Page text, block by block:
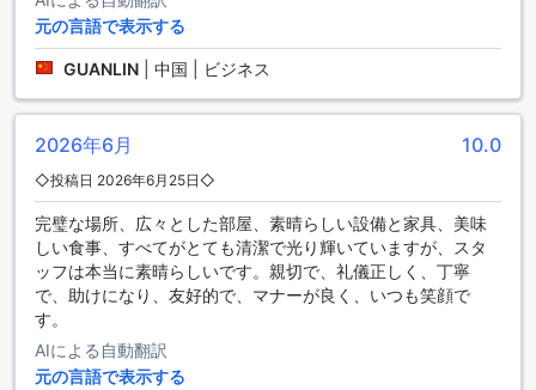
まな便利な設備を提供しています。ホテル内には、ランドリ
ーサービスやルームサービスがあり、お客様の洗濯や部屋の
清掃を手助けします。また、貴重品を安全に保管できるセー
シェルジュも利用できます。公共エリアではWi-Fiが利用可能
で、全室で無料のWi-Fiも提供されています。喫煙者の方のた
ーニングや荷物預かり、毎日のハウスキーピングも行ってい
ただくための便利な設備が整っています。
便利な交通施設を提供するシャトー ドゥ バンコク
シャトー ドゥ バンコクは、快適な滞在をお約束するためにさ
まざまな交通施設を提供しています。まず、空港への送迎サ
ービスがありますので、到着後の移動に便利です。また、ツ
元の言語で表示する
GUANLIN 中国 | ビジネス
2026年6月 10.0
◇投稿日 2026年6月25日◇
完璧な場所、広々とした部屋、素晴らしい設備と家具、美味
しい食事、すべてがとても清潔で光り輝いていますが、スタ
ッフは本当に素晴らしいです。親切で、礼儀正しく、丁寧
で、助けになり、友好的で、マナーが良く、いつも笑顔で
す。
AIによる自動翻訳
元の言語で表示する